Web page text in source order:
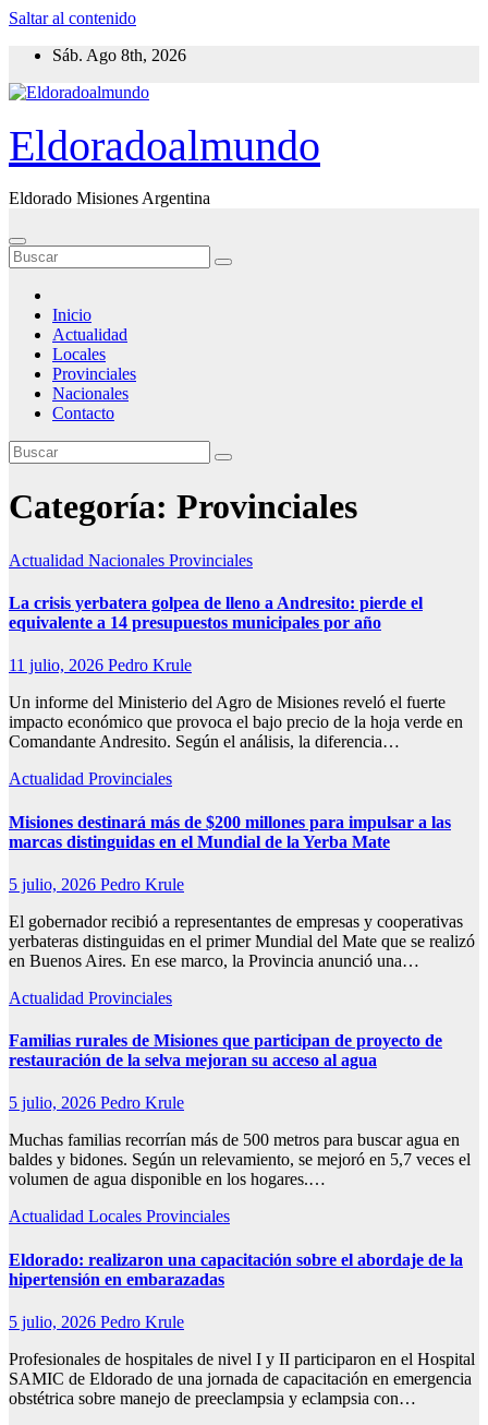
Saltar al contenido
Sáb. Ago 8th, 2026
Eldoradoalmundo
Eldorado Misiones Argentina
Inicio
Actualidad
Locales
Provinciales
Nacionales
Contacto
Categoría: Provinciales
Actualidad Nacionales Provinciales
La crisis yerbatera golpea de lleno a Andresito: pierde el
equivalente a 14 presupuestos municipales por año
11 julio, 2026 Pedro Krule
Un informe del Ministerio del Agro de Misiones reveló el fuerte
impacto económico que provoca el bajo precio de la hoja verde en
Comandante Andresito. Según el análisis, la diferencia…
Actualidad Provinciales
Misiones destinará más de $200 millones para impulsar a las
marcas distinguidas en el Mundial de la Yerba Mate
5 julio, 2026 Pedro Krule
El gobernador recibió a representantes de empresas y cooperativas
yerbateras distinguidas en el primer Mundial del Mate que se realizó
en Buenos Aires. En ese marco, la Provincia anunció una…
Actualidad Provinciales
Familias rurales de Misiones que participan de proyecto de
restauración de la selva mejoran su acceso al agua
5 julio, 2026 Pedro Krule
Muchas familias recorrían más de 500 metros para buscar agua en
baldes y bidones. Según un relevamiento, se mejoró en 5,7 veces el
volumen de agua disponible en los hogares.…
Actualidad Locales Provinciales
Eldorado: realizaron una capacitación sobre el abordaje de la
hipertensión en embarazadas
5 julio, 2026 Pedro Krule
Profesionales de hospitales de nivel I y II participaron en el Hospital
SAMIC de Eldorado de una jornada de capacitación en emergencia
obstétrica sobre manejo de preeclampsia y eclampsia con…